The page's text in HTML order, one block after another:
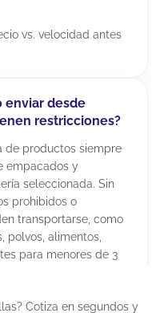
vs. velocidad antes
enviar desde
restricciones?
de productos siempre
empacados y
seleccionada. Sin
prohibidos o
transportarse, como
polvos, alimentos,
para menores de 3
o animales,
Cotiza en segundos y